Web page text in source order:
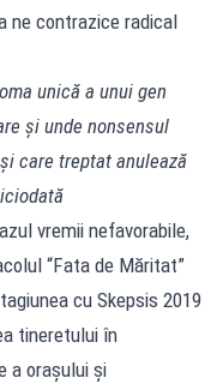
ne contrazice radical
unică a unui gen
şi unde nonsensul
care treptat anulează
vremii nefavorabile,
“Fata de Măritat”
cu Skepsis 2019
tineretului în
a oraşului şi